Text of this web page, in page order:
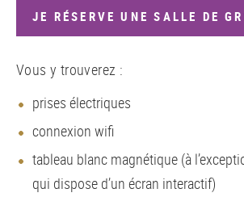
JE RÉSERVE UNE SALLE DE
Vous y trouverez :
prises électriques
connexion wifi
tableau blanc magnétique (à
qui dispose d’un écran interactif)